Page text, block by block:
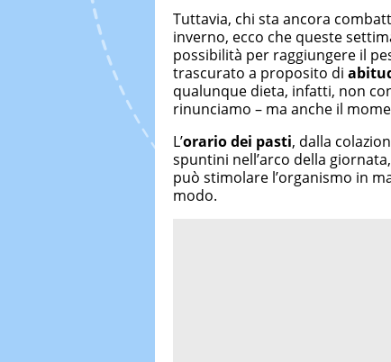
Tuttavia, chi sta ancora
inverno, ecco che queste
possibilità per raggiungere il
trascurato a proposito di
qualunque dieta, infatti, non
rinunciamo – ma anche il
L’orario dei pasti, dalla
spuntini nell’arco della
può stimolare l’organismo in
modo.